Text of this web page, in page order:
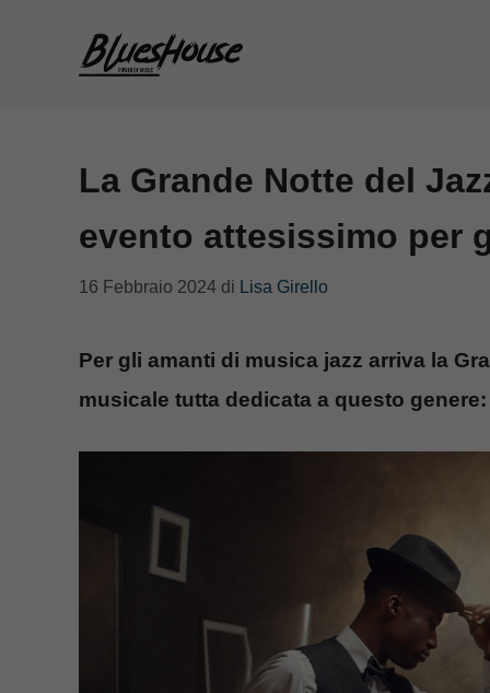
La Grande Notte del
evento attesissimo per
16 Febbraio 2024 di Lisa Girello
Per gli amanti di musica jazz arriva la
musicale tutta dedicata a questo